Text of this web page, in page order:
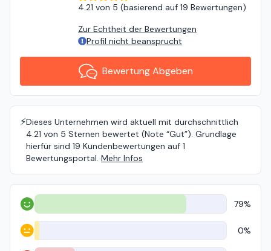
4.21 von 5 (basierend auf 19 Bewertungen)
Zur Echtheit der Bewertungen
Profil nicht beansprucht
Bewertung Abgeben
⚡️Dieses Unternehmen wird aktuell mit durchschnittlich
4.21 von 5 Sternen bewertet (Note “Gut”). Grundlage
hierfür sind 19 Kundenbewertungen auf 1
Bewertungsportal. Mehr Infos
Positiv 79%
Neutral 0%